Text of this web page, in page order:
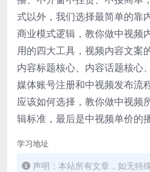
式以外，我们选择最简单的靠
商业模式逻辑，教你做中视频
用的四大工具，视频内容文案
内容标题核心、内容话题核心
媒体账号注册和中视频发布流
应该如何选择，教你做中视频
辑标准，最后是中视频单价的
学习地址
声明：本站所有文章，如无特